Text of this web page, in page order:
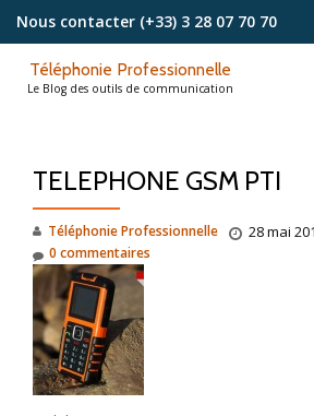
contenu
Nous contacter (+33) 3 28 07 70 70
Téléphonie Professionnelle
Le Blog des outils de communication
TELEPHONE GSM PTI
Téléphonie Professionnelle 28 mai
0 commentaires